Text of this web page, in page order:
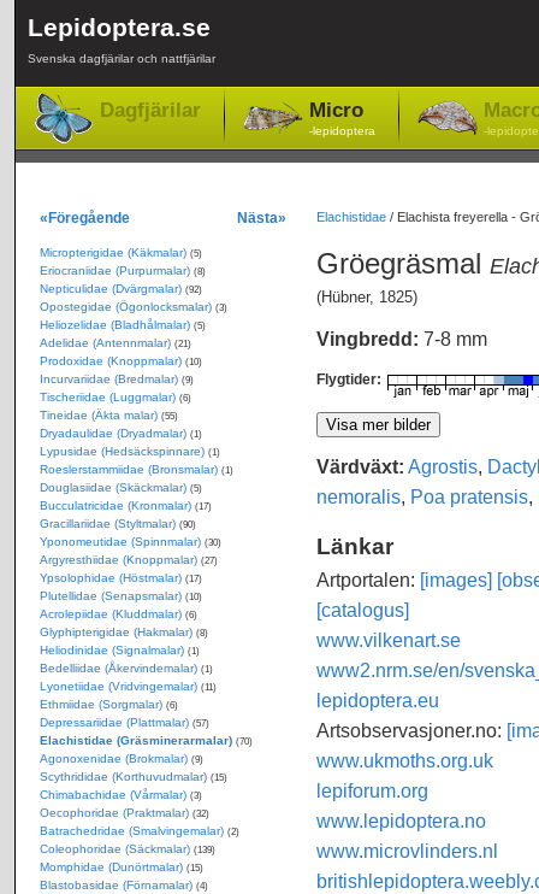
Lepidoptera.se
Svenska dagfjärilar och nattfjärilar
Dagfjärilar Micro
-lepidoptera -
Elachistidae/ Elachista freyerella -
Gröegräsmal
(Hübner, 1825)
Vingbredd: 7-8 mm
Flygtider:
Värdväxt: Agrostis,
nemoralis, Poa pratensis,
Länkar
Artportalen: [images]
[catalogus]
www.vilkenart.se
www2.nrm.se/en/
lepidoptera.eu
Artsobservasjoner.no:
www.ukmoths.org.uk
lepiforum.org
www.lepidoptera.no
www.microvlinders.nl
«Föregående Nästa»
Micropterigidae (Käkmalar) (5)
Eriocraniidae (Purpurmalar) (8)
Nepticulidae (Dvärgmalar) (92)
Opostegidae (Ögonlocksmalar) (3)
Heliozelidae (Bladhålmalar) (5)
Adelidae (Antennmalar) (21)
Prodoxidae (Knoppmalar) (10)
Incurvariidae (Bredmalar) (9)
Tischeriidae (Luggmalar) (6)
Tineidae (Äkta malar) (55)
Dryadaulidae (Dryadmalar) (1)
Lypusidae (Hedsäckspinnare) (1)
Roeslerstammiidae (Bronsmalar) (1)
Douglasiidae (Skäckmalar) (5)
Bucculatricidae (Kronmalar) (17)
Gracillariidae (Styltmalar) (90)
Yponomeutidae (Spinnmalar) (30)
Argyresthiidae (Knoppmalar) (27)
Ypsolophidae (Höstmalar) (17)
Plutellidae (Senapsmalar) (10)
Acrolepiidae (Kluddmalar) (6)
Glyphipterigidae (Hakmalar) (8)
Heliodinidae (Signalmalar) (1)
Bedelliidae (Åkervindemalar) (1)
Lyonetiidae (Vridvingemalar) (11)
Ethmiidae (Sorgmalar) (6)
Depressariidae (Plattmalar) (57)
Elachistidae (Gräsminerarmalar) (70)
Agonoxenidae (Brokmalar) (9)
Scythrididae (Korthuvudmalar) (15)
Chimabachidae (Vårmalar) (3)
Oecophoridae (Praktmalar) (32)
Batrachedridae (Smalvingemalar) (2)
Coleophoridae (Säckmalar) (139)
Momphidae (Dunörtmalar) (15)
Blastobasidae (Förnamalar) (4)